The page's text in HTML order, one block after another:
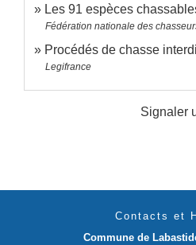
Les 91 espèces
Fédération nationale des
Procédés de chasse
Legifrance
Signaler
Contacts et
Commune de